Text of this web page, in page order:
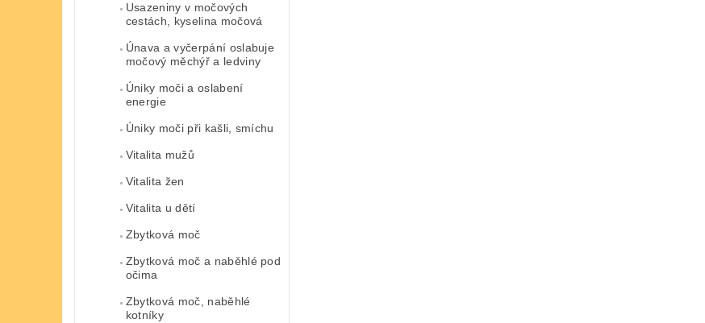
Usazeniny v močových
cestách, kyselina močová
Únava a vyčerpání oslabuje
močový měchýř a ledviny
Úniky moči a oslabení
energie
Úniky moči při kašli, smíchu
Vitalita mužů
Vitalita žen
Vitalita u dětí
Zbytková moč
Zbytková moč a naběhlé pod
očima
Zbytková moč, naběhlé
kotníky